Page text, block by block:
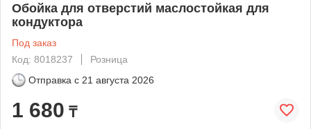
Обойка для отверстий маслостойкая для
кондуктора
Под заказ
Код: 8018237
Розница
Отправка с 21 августа 2026
1 680 ₸